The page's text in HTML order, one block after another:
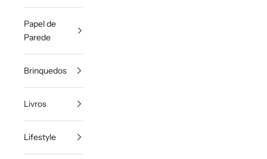
Papel de
Parede
Brinquedos
Livros
Lifestyle